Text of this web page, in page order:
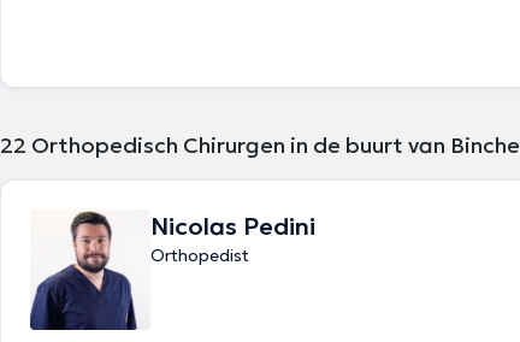
22 Orthopedisch Chirurgen in de buurt van Binche
Nicolas Pedini
Orthopedist